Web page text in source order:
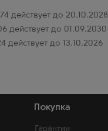
действует до 20.10.2028
действует до 01.09.2030
действует до 13.10.2026
Покупка
Гарантии